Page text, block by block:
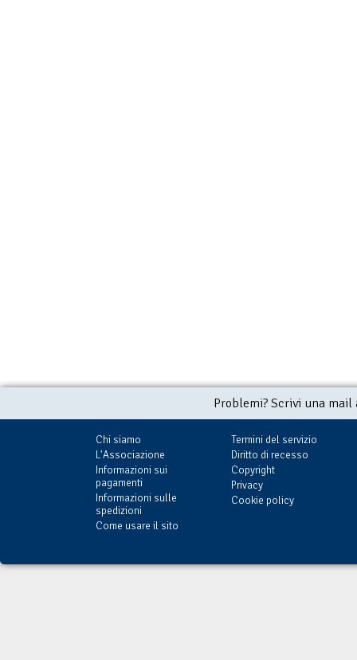
Problemi? Scrivi una
Chi siamo
L'Associazione
Informazioni sui
pagamenti
Informazioni sulle
spedizioni
Come usare il sito
Termini del servizio
Diritto di recesso
Copyright
Privacy
Cookie policy